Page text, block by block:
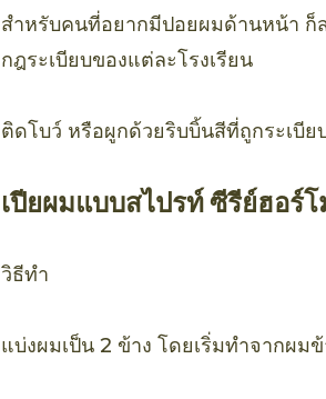
สำหรับคนที่อยากมีปอยผมด้านหน้า ก็
กฎระเบียบของแต่ละโรงเรียน
ติดโบว์ หรือผูกด้วยริบบิ้นสีที่ถูกระเบีย
เปียผมแบบสไปรท์ ซีรีย์ฮอร์
วิธีทำ
แบ่งผมเป็น 2 ข้าง โดยเริ่มทำจากผม